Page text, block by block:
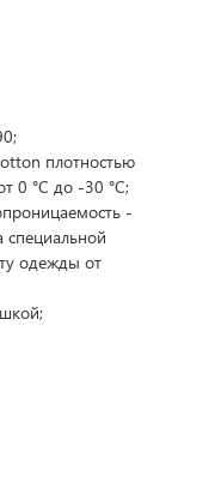
плотностью
0 °C до -30 °C;
-
одежды от